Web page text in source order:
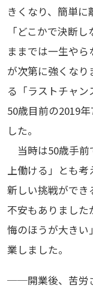
きくなり、簡単に
「どこかで決断
ままでは一生や
が次第に強くな
る「ラストチャン
50歳目前の2019
した。
当時は50歳手前
上働ける」とも考
新しい挑戦ができ
不安もありました
悔のほうが大きい
業しました。
──開業後、苦労